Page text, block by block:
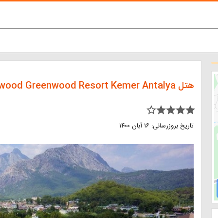
هتل Sherwood Greenwood Resort Kemer Antalya
star_border star star star star
تاریخ بروزرسانی: ۱۶ آبان ۱۴۰۰